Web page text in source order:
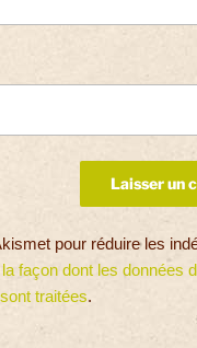
pour réduire les
façon dont les données
traitées.